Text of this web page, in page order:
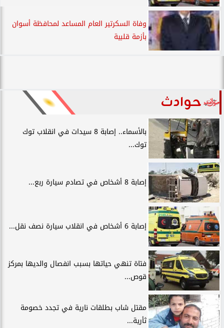
وفاة السكرتير العام المساعد لمحافظة أسوان
بأزمة قلبية
حوادث
بالأسماء.. إصابة 8 سيدات في انقلاب توك
توك...
إصابة 8 أشخاص في تصادم سيارة ربع...
إصابة 6 أشخاص في انقلاب سيارة نصف نقل...
فتاة تنهي حياتها بسبب انفصال والديها بمركز
قوص...
مقتل شاب بطلقات نارية في تجدد خصومة
ثأرية...